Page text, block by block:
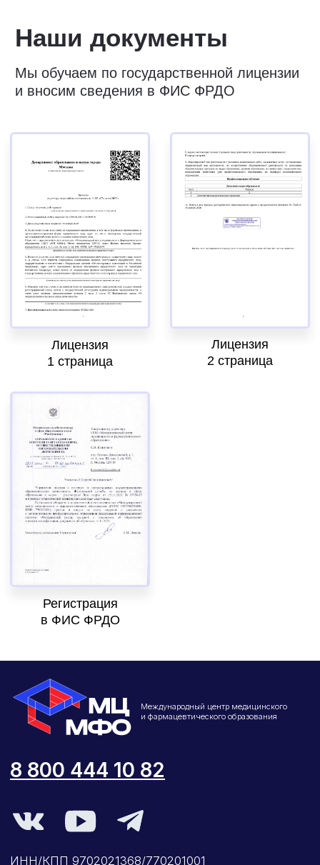
Соглашение о конфиденциальности
Общество с Ограниченной Ответственностью
и Фармацевтического Образования»
info@kursmedik.ru
Профессиональная подготовка
Повышение квалификации
Для биологов
Неврология
Эндокринология
Детская нутрициология
Молекулярная нутрициология
Со средним образованием
С высшим образованием
управления
Отзывы
Контакты
Аккредитация
Подготовка документов
Прохождение тестов по клиническим
рекомендациям на портале НМО
Сопровождение первичной
специализированной аккредитации
Категория «под ключ»
Периодическая аккредитация «под ключ»